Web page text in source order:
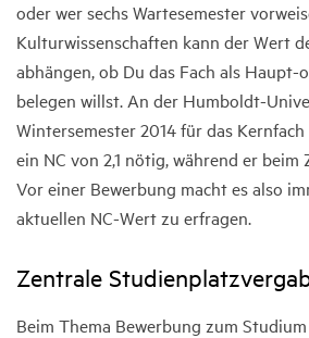
oder wer sechs Wartesemester
Kulturwissenschaften kann der Wert
abhängen, ob Du das Fach als Haupt-
belegen willst. An der Humboldt-
Wintersemester 2014 für das
ein NC von 2,1 nötig, während er beim
Vor einer Bewerbung macht es also
aktuellen NC-Wert zu erfragen.
Zentrale
Beim Thema Bewerbung zum